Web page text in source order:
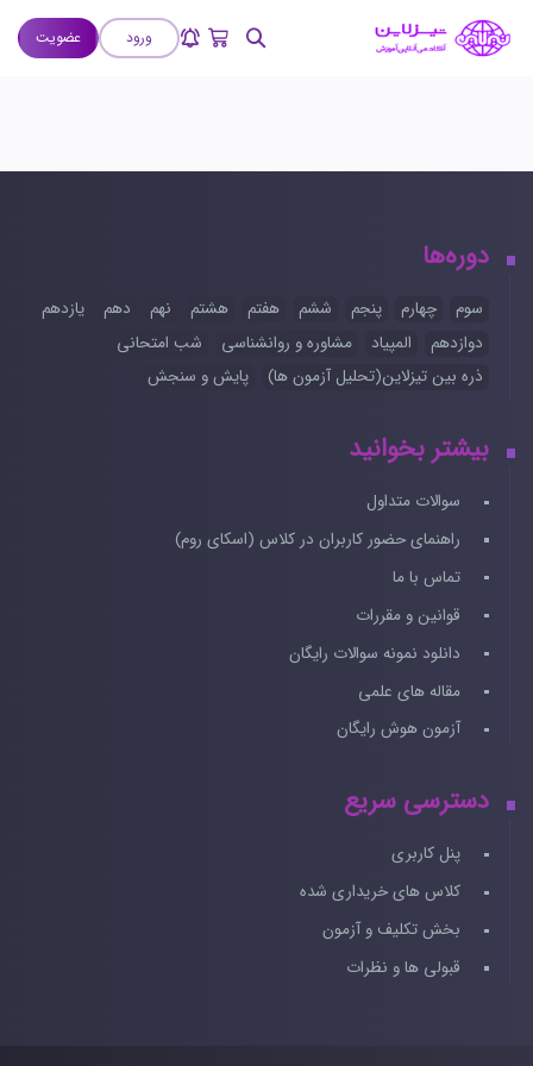
ورود عضویت
دوره‌ها
سوم چهارم پنجم ششم هفتم هشتم نهم دهم
یازدهم
دوازدهم
المپیاد مشاوره و روانشناسی
شب امتحانی
ذره بین تیزلاین(تحلیل آزمون ها)
پایش و سنجش
بیشتر بخوانید
سوالات متداول
راهنمای حضور کاربران در کلاس (اسکای روم)
تماس با ما
قوانین و مقررات
دانلود نمونه سوالات رایگان
مقاله های علمی
آزمون هوش رایگان
دسترسی سریع
پنل کاربری
کلاس های خریداری شده
بخش تکلیف و آزمون
قبولی ها و نظرات